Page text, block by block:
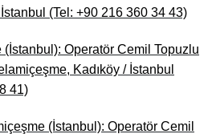
(Tel: +90 216 360 34 43)
Operatör Cemil Topuzlu
Kadıköy / İstanbul
41)
(İstanbul): Operatör Cemil